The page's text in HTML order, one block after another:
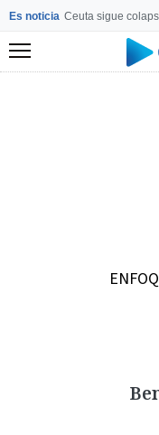
Es noticia Ceuta sigue
Menú